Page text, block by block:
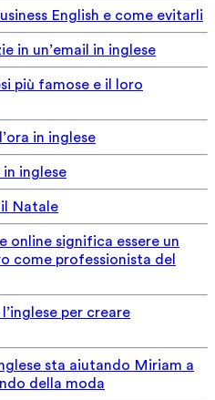
English e come evitarli
in un’email in inglese
più famose e il loro
in inglese
inglese
Natale
online significa essere un
come professionista del
per creare
sta aiutando Miriam a
della moda